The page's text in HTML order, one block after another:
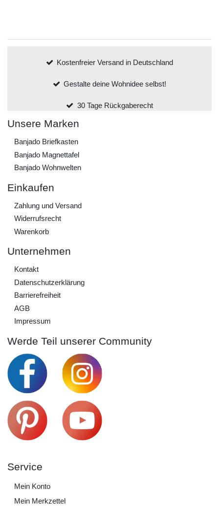
Kostenfreier Versand in Deutschland
Gestalte deine Wohnidee selbst!
30 Tage Rückgaberecht
Unsere Marken
Banjado Briefkasten
Banjado Magnettafel
Banjado Wohnwelten
Einkaufen
Zahlung und Versand
Widerrufs­recht
Warenkorb
Unternehmen
Kontakt
Daten­schutz­erklärung
Barrierefreiheit
AGB
Impressum
Werde Teil unserer Community
Service
Mein Konto
Mein Merkzettel